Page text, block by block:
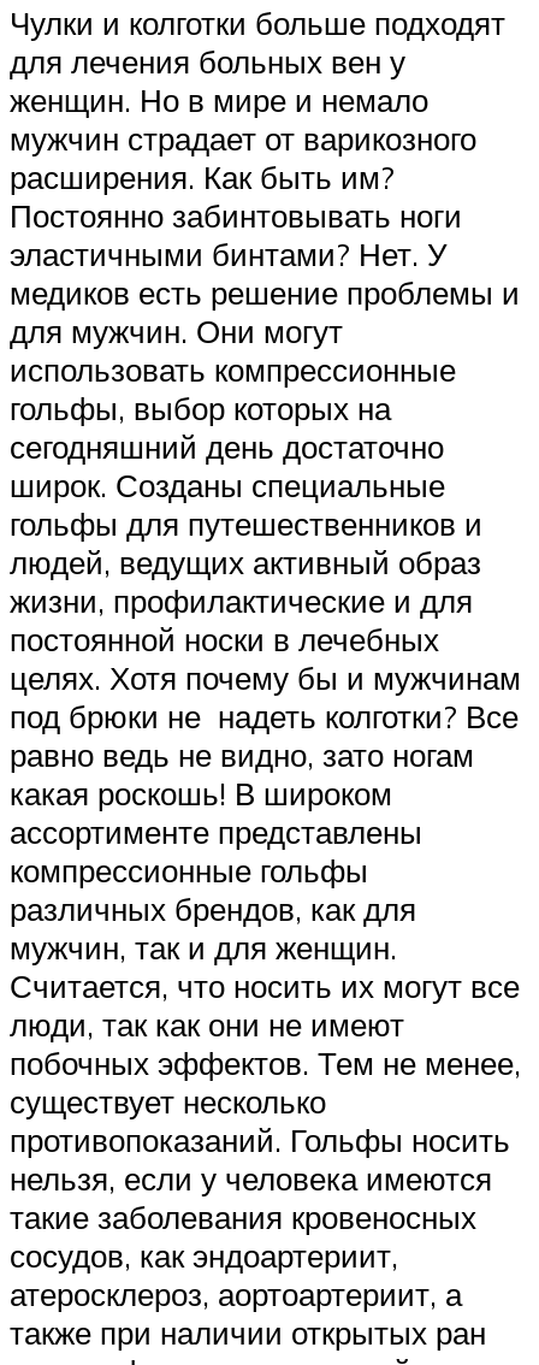
Чулки и колготки больше подходят
для лечения больных вен у
женщин. Но в мире и немало
мужчин страдает от варикозного
расширения. Как быть им?
Постоянно забинтовывать ноги
эластичными бинтами? Нет. У
медиков есть решение проблемы и
для мужчин. Они могут
использовать компрессионные
гольфы, выбор которых на
сегодняшний день достаточно
широк. Созданы специальные
гольфы для путешественников и
людей, ведущих активный образ
жизни, профилактические и для
постоянной носки в лечебных
целях. Хотя почему бы и мужчинам
под брюки не надеть колготки? Все
равно ведь не видно, зато ногам
какая роскошь! В широком
ассортименте представлены
компрессионные гольфы
различных брендов, как для
мужчин, так и для женщин.
Считается, что носить их могут все
люди, так как они не имеют
побочных эффектов. Тем не менее,
существует несколько
противопоказаний. Гольфы носить
нельзя, если у человека имеются
такие заболевания кровеносных
сосудов, как эндоартериит,
атеросклероз, аортоартериит, а
также при наличии открытых ран